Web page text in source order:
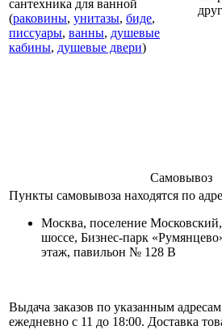
сантехника для ванной
(раковины, унитазы, биде,
писсуары, ванны, душевые
кабины, душевые двери)
Самовывоз
Пункты самовывоза находятся по
Москва, поселение
шоссе, Бизнес-парк
этаж, павильон № 128 В
Выдача заказов по указанным
ежедневно с 11 до 18:00. Доставка